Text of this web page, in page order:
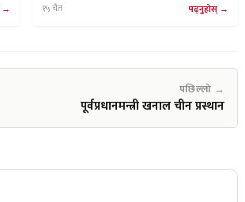
१५ चैत पढ्नुहोस्
पछिल्लो →
पूर्वप्रधानमन्त्री खनाल चीन प्रस्थान